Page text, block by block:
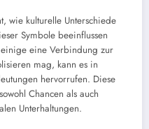
wie kulturelle Unterschiede
Symbole beeinflussen
eine Verbindung zur
mag, kann es in
hervorrufen. Diese
Chancen als auch
Unterhaltungen.